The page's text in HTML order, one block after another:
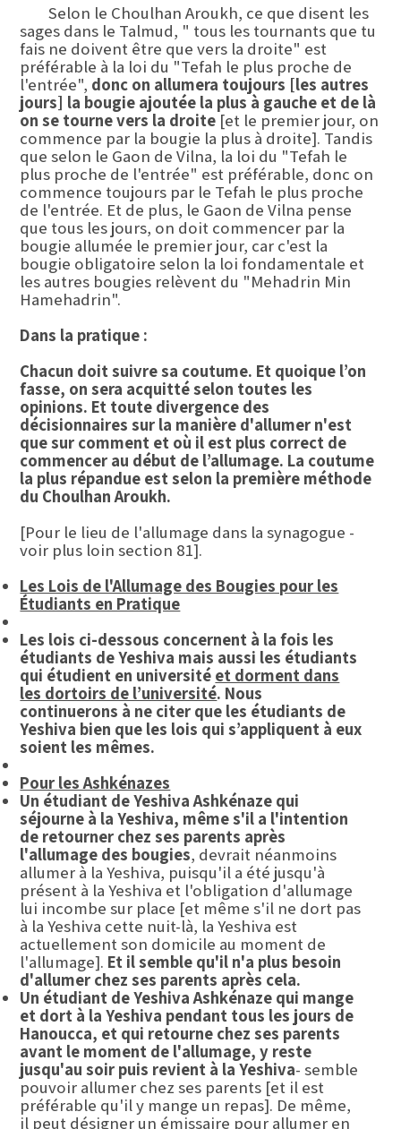
Selon le Choulhan Aroukh, ce que disent les
sages dans le Talmud, " tous les tournants que tu
fais ne doivent être que vers la droite" est
préférable à la loi du "Tefah le plus proche de
l'entrée", donc on allumera toujours [les autres
jours] la bougie ajoutée la plus à gauche et de là
on se tourne vers la droite [et le premier jour, on
commence par la bougie la plus à droite]. Tandis
que selon le Gaon de Vilna, la loi du "Tefah le
plus proche de l'entrée" est préférable, donc on
commence toujours par le Tefah le plus proche
de l'entrée. Et de plus, le Gaon de Vilna pense
que tous les jours, on doit commencer par la
bougie allumée le premier jour, car c'est la
bougie obligatoire selon la loi fondamentale et
les autres bougies relèvent du "Mehadrin Min
Hamehadrin".
Dans la pratique :
Chacun doit suivre sa coutume. Et quoique l’on
fasse, on sera acquitté selon toutes les
opinions. Et toute divergence des
décisionnaires sur la manière d'allumer n'est
que sur comment et où il est plus correct de
commencer au début de l’allumage. La coutume
la plus répandue est selon la première méthode
du Choulhan Aroukh.
[Pour le lieu de l'allumage dans la synagogue -
voir plus loin section 81].
Les Lois de l'Allumage des Bougies pour les
Étudiants en Pratique
Les lois ci-dessous concernent à la fois les
étudiants de Yeshiva mais aussi les étudiants
qui étudient en université et dorment dans
les dortoirs de l’université. Nous
continuerons à ne citer que les étudiants de
Yeshiva bien que les lois qui s’appliquent à eux
soient les mêmes.
Pour les Ashkénazes
Un étudiant de YeshivaAshkénaze qui
séjourne à la Yeshiva, même s'il a l'intention
de retourner chez ses parents après
l'allumage des bougies, devrait néanmoins
allumer à la Yeshiva, puisqu'il a été jusqu'à
présent à la Yeshiva et l'obligation d'allumage
lui incombe sur place [et même s'il ne dort pas
à la Yeshiva cette nuit-là, la Yeshiva est
actuellement son domicile au moment de
l'allumage]. Et il semble qu'il n'a plus besoin
d'allumer chez ses parents après cela.
Un étudiant de Yeshiva Ashkénaze qui mange
et dort à la Yeshiva pendant tous les jours de
Hanoucca, et qui retourne chez ses parents
avant le moment de l'allumage, y reste
jusqu'au soir puis revient à la Yeshiva- semble
pouvoir allumer chez ses parents [et il est
préférable qu'il y mange un repas]. De même,
il peut désigner un émissaire pour allumer en